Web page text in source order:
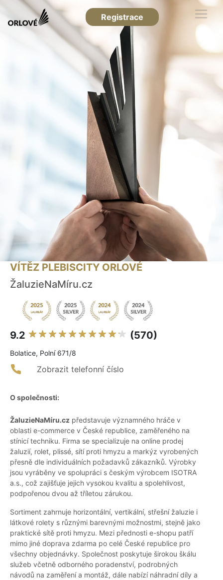
Registrace
VÍTĚZ PLEBISCITY ORLOVÉ
ŽaluzieNaMíru.cz
9.2 (570)
Bolatice, Polní 671/8
Zobrazit telefonní číslo
O společnosti:
ŽaluzieNaMíru.cz představuje významného hráče v
oblasti e-commerce v České republice, zaměřeného na
stínicí techniku. Firma se specializuje na online prodej
žaluzií, rolet, plissé, sítí proti hmyzu a markýz vyrobených
přesně dle individuálních požadavků zákazníků. Výrobky
jsou vyráběny ve spolupráci s českým výrobcem ISOTRA
a.s., což zajišťuje jejich vysokou kvalitu a spolehlivost,
podpořenou dvou až tříletou zárukou.
Sortiment zahrnuje horizontální, vertikální, střešní žaluzie i
látkové rolety s různými barevnými možnostmi, stejně jako
praktické sítě proti hmyzu. Mezi přednosti e-shopu patří
mimo jiné doprava zdarma po celé České republice pro
všechny objednávky. Společnost poskytuje širokou škálu
služeb včetně odborného poradenství, podrobných
návodů na zaměření a montáž, dále nabízí náhradní díly a